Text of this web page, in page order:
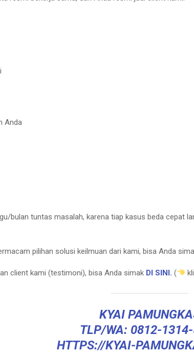
Anda
bulan tuntas masalah, karena tiap kasus beda cepat
pilihan solusi keilmuan dari kami, bisa Anda
client kami (testimoni), bisa Anda simak DI SINI. (
KYAI
TLP/WA: 0812-
HTTPS://KYAI-